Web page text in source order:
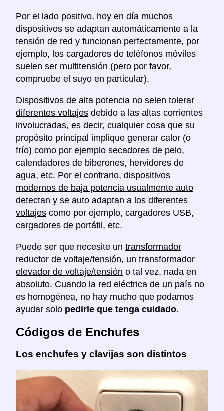
Por el lado positivo, hoy en día muchos
dispositivos se adaptan automáticamente a la
tensión de red y funcionan perfectamente, por
ejemplo, los cargadores de teléfonos móviles
suelen ser multitensión (pero por favor,
compruebe el suyo en particular).
Dispositivos de alta potencia no selen tolerar
diferentes voltajes debido a las altas corrientes
involucradas, es decir, cualquier cosa que su
propósito principal implique generar calor (o
frío) como por ejemplo secadores de pelo,
calendadores de biberones, hervidores de
agua, etc. Por el contrario, dispositivos
modernos de baja potencia usualmente auto
detectan y se auto adaptan a los diferentes
voltajes como por ejemplo, cargadores USB,
cargadores de portátil, etc.
Puede ser que necesite un transformador
reductor de voltaje/tensión, un transformador
elevador de voltaje/tensión o tal vez, nada en
absoluto. Cuando la red eléctrica de un país no
es homogénea, no hay mucho que podamos
ayudar solo pedirle que tenga cuidado.
Códigos de Enchufes
Los enchufes y clavijas son distintos